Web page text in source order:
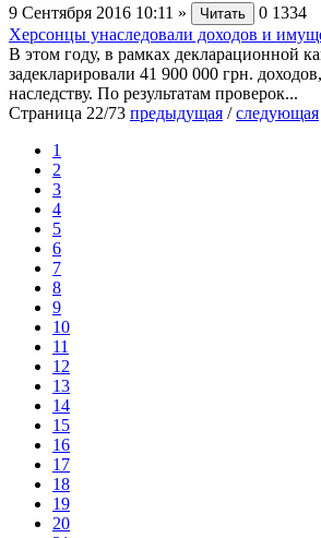
9 Сентября 2016 10:11 » Читать 0 1334
Херсонцы унаследовали доходов и
В этом году, в рамках декларационной
задекларировали 41 900 000 грн.
наследству. По результатам проверок...
Страница 22/73 предыдущая /следующая
1
2
3
4
5
6
7
8
9
10
11
12
13
14
15
16
17
18
19
20